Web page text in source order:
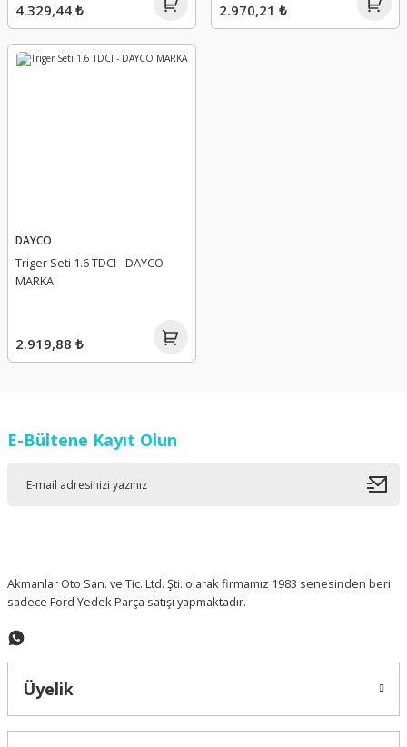
4.329,44 ₺ 2.970,21 ₺
DAYCO
Triger Seti 1.6 TDCI - DAYCO
MARKA
2.919,88 ₺
E-Bültene Kayıt Olun
Akmanlar Oto San. ve Tic. Ltd. Şti. olarak firmamız 1983 senesinden beri
sadece Ford Yedek Parça satışı yapmaktadır.
Üyelik